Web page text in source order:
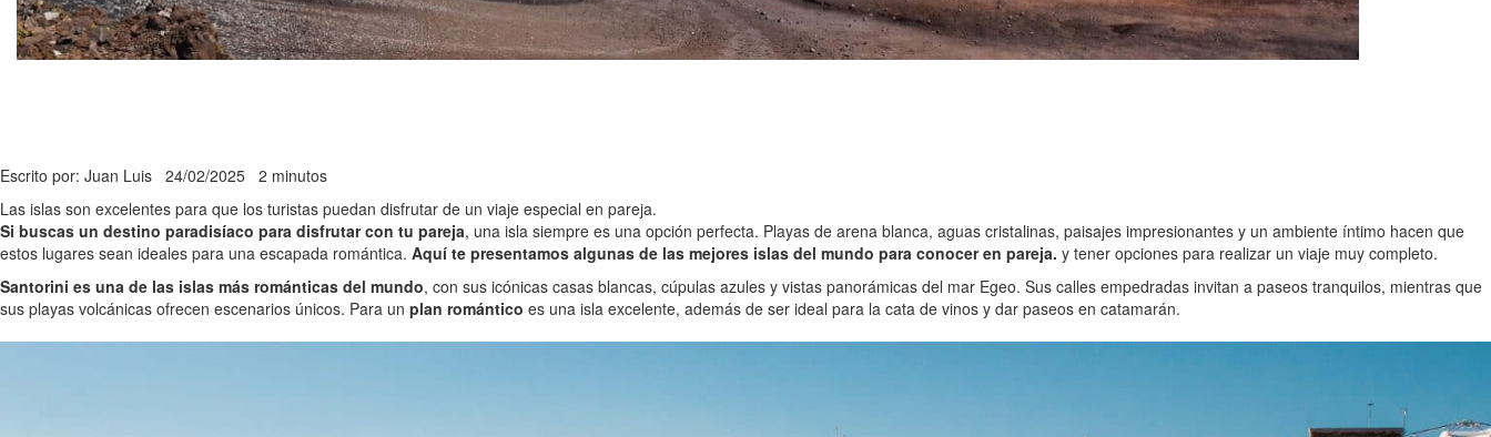
Escrito por: Juan Luis 24/02/2025 2 minutos
Las islas son excelentes para que los turistas puedan disfrutar de un viaje especial en pareja.
Si buscas un destino paradisíaco para disfrutar con tu pareja, una isla siempre es una opción perfecta. Playas de arena blanca, aguas cristalinas, paisajes impresionantes y un ambiente íntimo hacen que
estos lugares sean ideales para una escapada romántica. Aquí te presentamos algunas de las mejores islas del mundo para conocer en pareja. y tener opciones para realizar un viaje muy completo.
Santorini es una de las islas más románticas del mundo, con sus icónicas casas blancas, cúpulas azules y vistas panorámicas del mar Egeo. Sus calles empedradas invitan a paseos tranquilos, mientras que
sus playas volcánicas ofrecen escenarios únicos. Para un plan romántico es una isla excelente, además de ser ideal para la cata de vinos y dar paseos en catamarán.